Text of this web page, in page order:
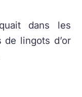
dans les
lingots d’or